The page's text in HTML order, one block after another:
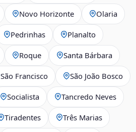
Novo Horizonte Olaria
Pedrinhas Planalto
Roque Santa Bárbara
São Francisco São João Bosco
Socialista Tancredo Neves
Tiradentes Três Marias